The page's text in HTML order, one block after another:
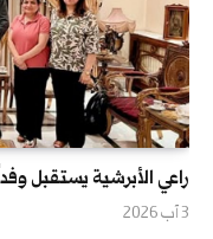
راعي الأبرشية يستقبل
3 آب 2026